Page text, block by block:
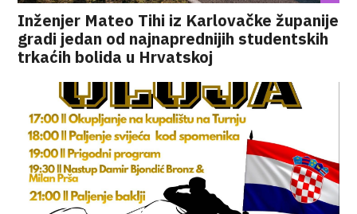
Inženjer Mateo Tihi iz Karlovačke županije
gradi jedan od najnaprednijih studentskih
trkaćih bolida u Hrvatskoj